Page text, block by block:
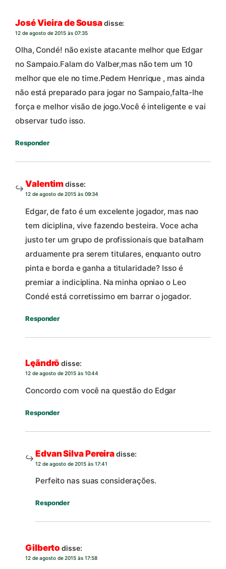
José Vieira de Sousadisse:
12 de agosto de 2015 às 07:35
Olha, Condé! não existe atacante melhor que Edgar
no Sampaio.Falam do Valber,mas não tem um 10
melhor que ele no time.Pedem Henrique , mas ainda
não está preparado para jogar no Sampaio,falta-lhe
força e melhor visão de jogo.Você é inteligente e vai
observar tudo isso.
Responder
Valentimdisse:
12 de agosto de 2015 às 09:34
Edgar, de fato é um excelente jogador, mas nao
tem diciplina, vive fazendo besteira. Voce acha
justo ter um grupo de profissionais que batalham
arduamente pra serem titulares, enquanto outro
pinta e borda e ganha a titularidade? Isso é
premiar a indiciplina. Na minha opniao o Leo
Condé está corretissimo em barrar o jogador.
Responder
Lęãndrō disse:
12 de agosto de 2015 às 10:44
Concordo com você na questão do Edgar
Responder
Edvan Silva Pereiradisse:
12 de agosto de 2015 às 17:41
Perfeito nas suas considerações.
Responder
Gilberto disse:
12 de agosto de 2015 às 17:58